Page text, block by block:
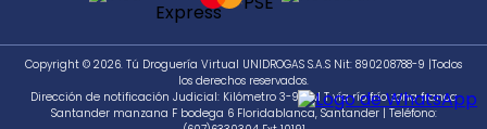
Cómo hacer un pedido en TDV
Copyright © 2026. Tú Droguería Virtual UNIDROGAS S.A.S Nit: 890208788-9 |Todos
los derechos reservados.
Dirección de notificación Judicial: Kilómetro 3-981 M T vía río frío zona franca
Santander manzana F bodega 6 Floridablanca, Santander | Teléfono: